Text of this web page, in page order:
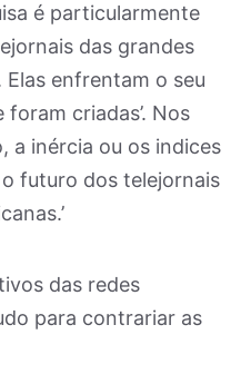
é particularmente
das grandes
Elas enfrentam o seu
foram criadas’. Nos
a inércia ou os indices
futuro dos telejornais
das redes
para contrariar as